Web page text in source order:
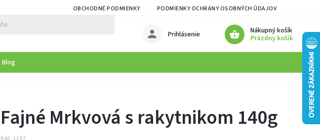
OBCHODNÉ PODMIENKY PODMIENKY OCHRANY OSOBNÝCH ÚDAJOV
Nákupný košík
Prázdny košík
Prihlásenie
Blog
Fajné Mrkvová s rakytnikom 140g
Kód: 1167